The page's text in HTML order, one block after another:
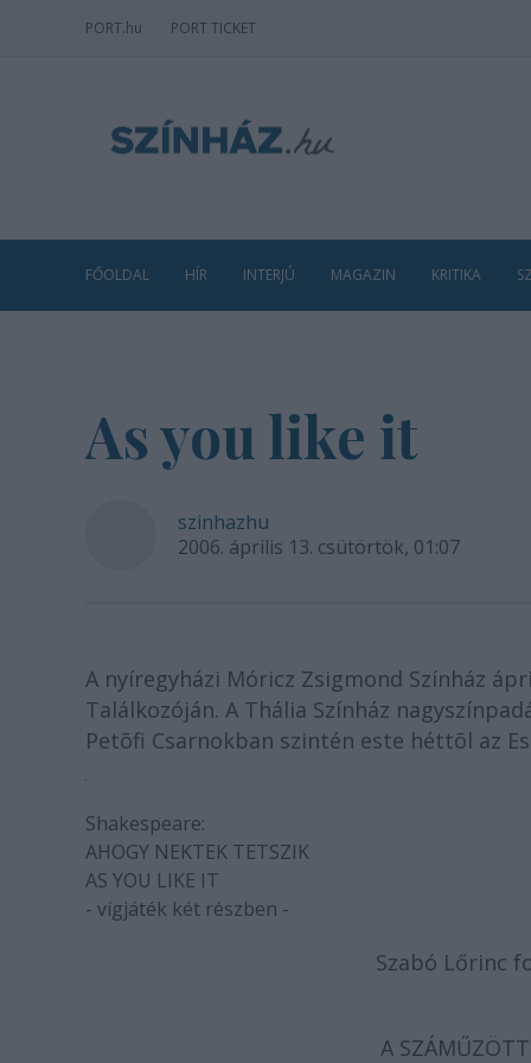
PORT.hu PORT TICKET
FŐOLDAL HÍR INTERJÚ MAGAZIN KRITIKA
As you like it
szinhazhu
2006. április 13. csütörtök, 01:07
A nyíregyházi Móricz Zsigmond Színház
Találkozóján. A Thália Színház
Petõfi Csarnokban szintén este héttõl az
Shakespeare:
AHOGY NEKTEK TETSZIK
AS YOU LIKE IT
- vígjáték két részben -
Szabó Lőrinc
A SZÁMŰZÖTT